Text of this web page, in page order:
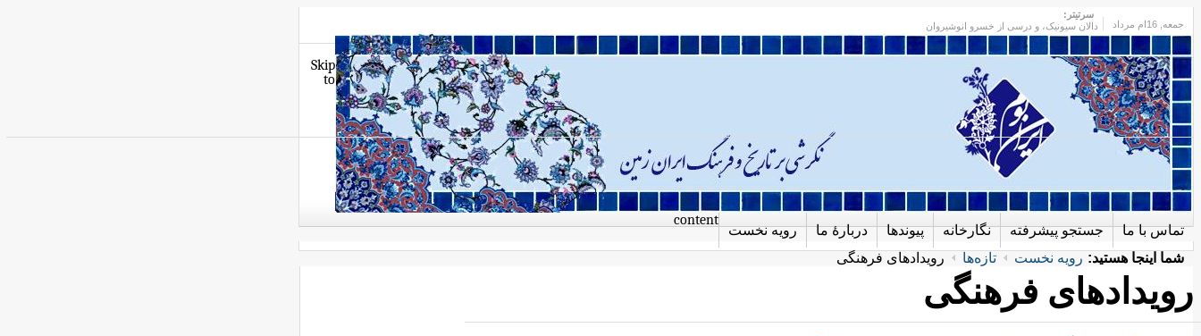
جمعه
سرتیتر:
دالان سیونیک، و درسی از خسرو انوشیروان
رویه نخست دربارهٔ ما پیوندها نگارخانه جستجو پیشرفته تماس با ما
Skip
to
content
شما اینجا هستید: رویه نخست تازه‌ها رویدادهای فرهنگی
رویدادهای فرهنگی